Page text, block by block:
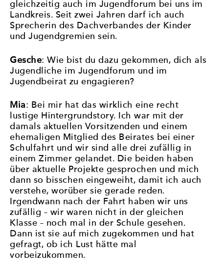
gleichzeitig auch im Jugendforum bei uns im
Landkreis. Seit zwei Jahren darf ich auch
Sprecherin des Dachverbandes der Kinder
und Jugendgremien sein.
Gesche: Wie bist du dazu gekommen, dich als
Jugendliche im Jugendforum und im
Jugendbeirat zu engagieren?
Mia: Bei mir hat das wirklich eine recht
lustige Hintergrundstory. Ich war mit der
damals aktuellen Vorsitzenden und einem
ehemaligen Mitglied des Beirates bei einer
Schulfahrt und wir sind alle drei zufällig in
einem Zimmer gelandet. Die beiden haben
über aktuelle Projekte gesprochen und mich
dann so bisschen eingeweiht, damit ich auch
verstehe, worüber sie gerade reden.
Irgendwann nach der Fahrt haben wir uns
zufällig – wir waren nicht in der gleichen
Klasse – noch mal in der Schule gesehen.
Dann ist sie auf mich zugekommen und hat
gefragt, ob ich Lust hätte mal
vorbeizukommen.